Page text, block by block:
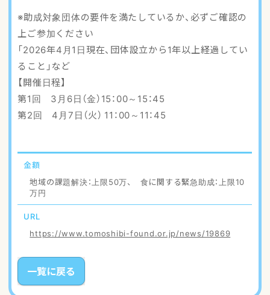
※助成対象団体の要件を満たしているか、必ずご確認の
上ご参加ください
「2026年4月1日現在、団体設立から1年以上経過してい
ること」など
【開催日程】
第1回 3月6日（金）15：00～15：45
第2回 4月7日（火） 11：00～11：45
金額
地域の課題解決：上限50万、 食に関する緊急助成：上限10
万円
URL
https://www.tomoshibi-found.or.jp/news/19869
一覧に戻る